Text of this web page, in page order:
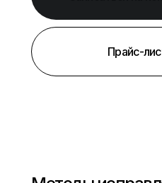
Прайс-